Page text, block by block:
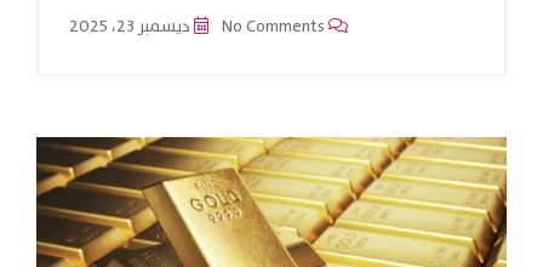
ديسمبر 23، 2025